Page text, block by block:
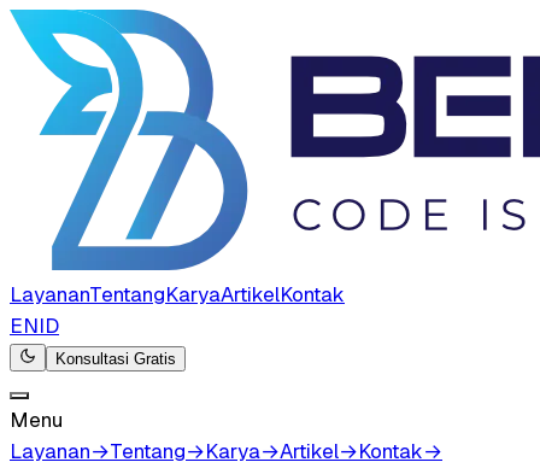
LayananTentangKaryaArtikelKontak
ENID
Konsultasi Gratis
Menu
Layanan→Tentang→Karya→Artikel→Kontak→